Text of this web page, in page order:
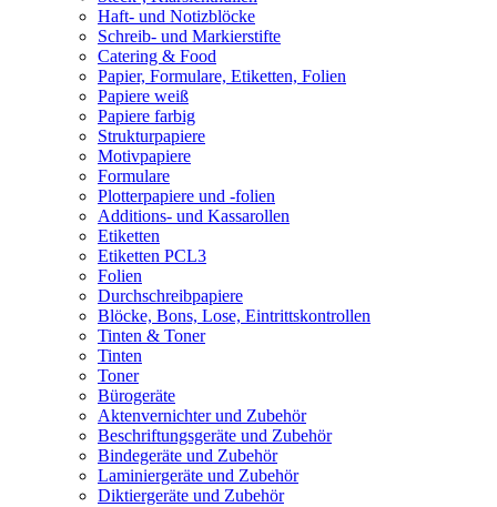
Haft- und Notizblöcke
Schreib- und Markierstifte
Catering & Food
Papier, Formulare, Etiketten, Folien
Papiere weiß
Papiere farbig
Strukturpapiere
Motivpapiere
Formulare
Plotterpapiere und -folien
Additions- und Kassarollen
Etiketten
Etiketten PCL3
Folien
Durchschreibpapiere
Blöcke, Bons, Lose, Eintrittskontrollen
Tinten & Toner
Tinten
Toner
Bürogeräte
Aktenvernichter und Zubehör
Beschriftungsgeräte und Zubehör
Bindegeräte und Zubehör
Laminiergeräte und Zubehör
Diktiergeräte und Zubehör